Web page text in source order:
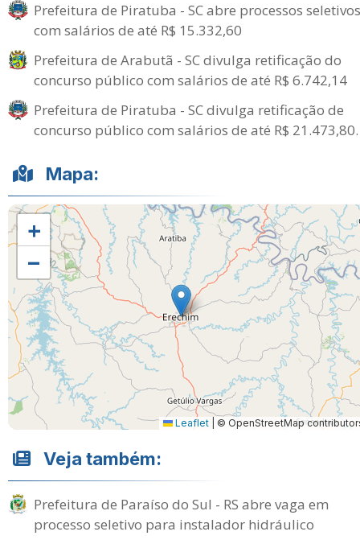
Prefeitura de Piratuba - SC abre processos seletivos
com salários de até R$ 15.332,60
Prefeitura de Arabutã - SC divulga retificação do
concurso público com salários de até R$ 6.742,14
Prefeitura de Piratuba - SC divulga retificação de
concurso público com salários de até R$ 21.473,80.
Mapa:
+
−
Leaflet © OpenStreetMap
Veja também:
Prefeitura de Paraíso do Sul - RS abre vaga em
processo seletivo para instalador hidráulico